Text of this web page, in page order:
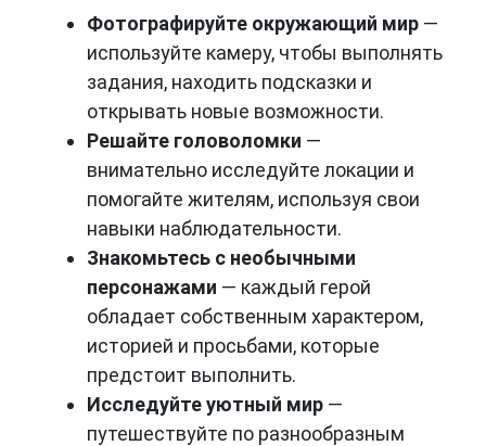
Фотографируйте окружающий мир —
используйте камеру, чтобы выполнять
задания, находить подсказки и
открывать новые возможности.
Решайте головоломки —
внимательно исследуйте локации и
помогайте жителям, используя свои
навыки наблюдательности.
Знакомьтесь с необычными
персонажами — каждый герой
обладает собственным характером,
историей и просьбами, которые
предстоит выполнить.
Исследуйте уютный мир —
путешествуйте по разнообразным